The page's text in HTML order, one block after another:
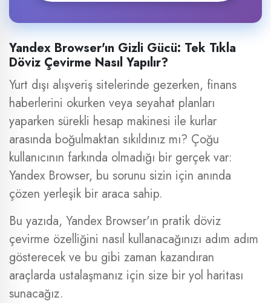
Yandex Browser'ın Gizli Gücü: Tek Tıkla
Döviz Çevirme Nasıl Yapılır?
Yurt dışı alışveriş sitelerinde gezerken, finans
haberlerini okurken veya seyahat planları
yaparken sürekli hesap makinesi ile kurlar
arasında boğulmaktan sıkıldınız mı? Çoğu
kullanıcının farkında olmadığı bir gerçek var:
Yandex Browser, bu sorunu sizin için anında
çözen yerleşik bir araca sahip.
Bu yazıda, Yandex Browser'ın pratik döviz
çevirme özelliğini nasıl kullanacağınızı adım adım
gösterecek ve bu gibi zaman kazandıran
araçlarda ustalaşmanız için size bir yol haritası
sunacağız.